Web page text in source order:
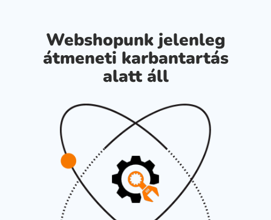
Webshopunk jelenleg
átmeneti karbantartás
alatt áll